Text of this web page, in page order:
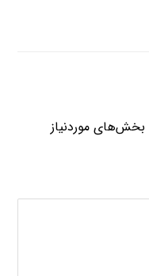
بخش‌های موردنیاز